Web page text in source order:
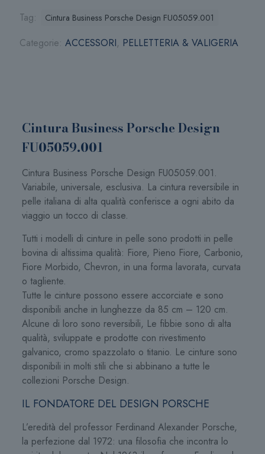
Tag: Cintura Business Porsche Design FU05059.001
Categorie: ACCESSORI, PELLETTERIA & VALIGERIA
Cintura Business Porsche Design
FU05059.001
Cintura Business Porsche Design FU05059.001.
Variabile, universale, esclusiva. La cintura reversibile in
pelle italiana di alta qualità conferisce a ogni abito da
viaggio un tocco di classe.
Tutti i modelli di cinture in pelle sono prodotti in pelle
bovina di altissima qualità: Fiore, Pieno Fiore, Carbonio,
Fiore Morbido, Chevron, in una forma lavorata, curvata
o tagliente.
Tutte le cinture possono essere accorciate e sono
disponibili anche in lunghezze da 85 cm – 120 cm.
Alcune di loro sono reversibili, Le fibbie sono di alta
qualità, sviluppate e prodotte con rivestimento
galvanico, cromo spazzolato o titanio. Le cinture sono
disponibili in molti stili che si abbinano a tutte le
collezioni Porsche Design.
IL FONDATORE DEL DESIGN PORSCHE
L’eredità del professor Ferdinand Alexander Porsche,
la perfezione dal 1972: una filosofia che incontra lo